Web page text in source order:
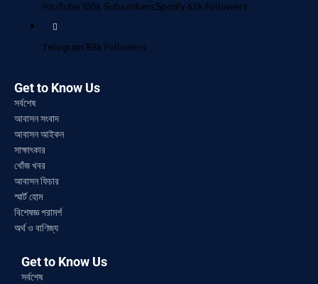
YouTube 100k SubscribersSpotify 65k Followers
Telegram 88k Followers
Get to Know Us
সর্বশেষ
আবাসন সংবাদ
আবাসন আইকন
সাক্ষাৎকার
খোঁজ খবর
আবাসন ফিচার
স্মার্ট হোম
বিশেষজ্ঞ পরামর্শ
অর্থ ও বাণিজ্য
Get to Know Us
সর্বশেষ